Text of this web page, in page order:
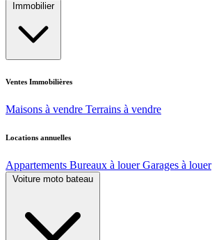
Immobilier
Ventes Immobilières
Maisons à vendre Terrains à vendre
Locations annuelles
Appartements Bureaux à louer Garages à louer
Voiture moto bateau